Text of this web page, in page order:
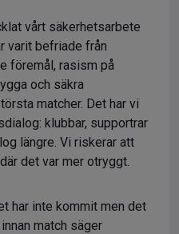
vårt säkerhetsarbete
varit befriade från
föremål, rasism på
och säkra
matcher. Det har vi
klubbar, supportrar
längre. Vi riskerar att
det var mer otryggt.
har inte kommit men det
match säger